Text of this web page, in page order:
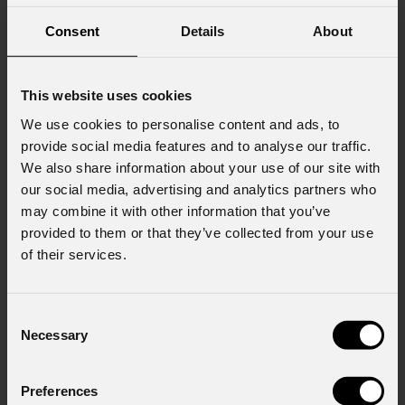
Consent Details About
This website uses cookies
We use cookies to personalise content and ads, to
provide social media features and to analyse our traffic.
We also share information about your use of our site with
our social media, advertising and analytics partners who
may combine it with other information that you’ve
provided to them or that they’ve collected from your use
of their services.
Selection
Necessary
Preferences
Consenso al marketing
Acconsento al trattamento dei dati per
marketing.
Consenso al trattamento dei dati
personali
Ho letto l'informativa ai sensi dell'art. 13 del
GDPR; acconsento al trattamento ai sensi
dell'art. 6 del GDPR (Privacy Policy).*
News